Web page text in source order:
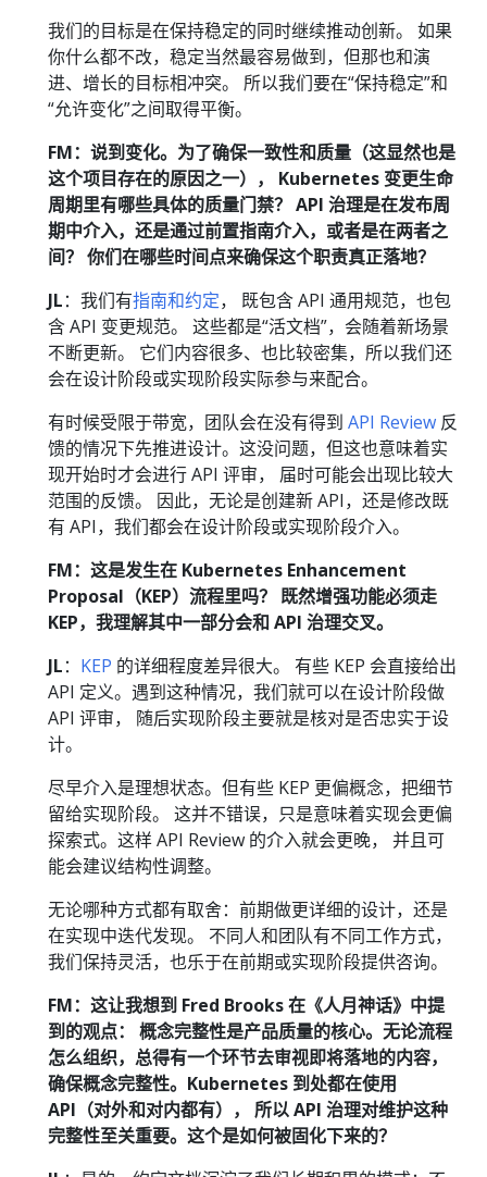
我们的目标是在保持稳定的同时继续推动创新。 如果
你什么都不改，稳定当然最容易做到，但那也和演
进、增长的目标相冲突。 所以我们要在“保持稳定”和
“允许变化”之间取得平衡。
FM：说到变化。为了确保一致性和质量（这显然也是
这个项目存在的原因之一）， Kubernetes 变更生命
周期里有哪些具体的质量门禁？ API 治理是在发布周
期中介入，还是通过前置指南介入，或者是在两者之
间？ 你们在哪些时间点来确保这个职责真正落地？
JL：我们有指南和约定， 既包含 API 通用规范，也包
含 API 变更规范。 这些都是“活文档”，会随着新场景
不断更新。 它们内容很多、也比较密集，所以我们还
会在设计阶段或实现阶段实际参与来配合。
有时候受限于带宽，团队会在没有得到 API Review 反
馈的情况下先推进设计。这没问题，但这也意味着实
现开始时才会进行 API 评审， 届时可能会出现比较大
范围的反馈。 因此，无论是创建新 API，还是修改既
有 API，我们都会在设计阶段或实现阶段介入。
FM：这是发生在 Kubernetes Enhancement
Proposal（KEP）流程里吗？ 既然增强功能必须走
KEP，我理解其中一部分会和 API 治理交叉。
JL： KEP 的详细程度差异很大。 有些 KEP 会直接给出
API 定义。遇到这种情况，我们就可以在设计阶段做
API 评审， 随后实现阶段主要就是核对是否忠实于设
计。
尽早介入是理想状态。但有些 KEP 更偏概念，把细节
留给实现阶段。 这并不错误，只是意味着实现会更偏
探索式。这样 API Review 的介入就会更晚， 并且可
能会建议结构性调整。
无论哪种方式都有取舍：前期做更详细的设计，还是
在实现中迭代发现。 不同人和团队有不同工作方式，
我们保持灵活，也乐于在前期或实现阶段提供咨询。
FM：这让我想到 Fred Brooks 在《人月神话》中提
到的观点： 概念完整性是产品质量的核心。无论流程
怎么组织，总得有一个环节去审视即将落地的内容，
确保概念完整性。Kubernetes 到处都在使用
API（对外和对内都有）， 所以 API 治理对维护这种
完整性至关重要。这个是如何被固化下来的？